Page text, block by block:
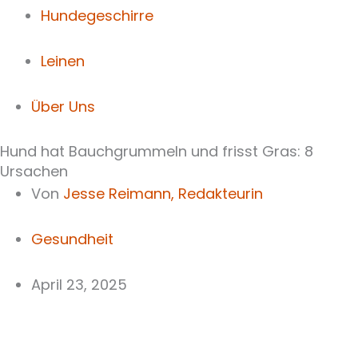
Hundegeschirre
Leinen
Über Uns
Hund hat Bauchgrummeln und frisst Gras: 8
Ursachen
Von Jesse Reimann, Redakteurin
Gesundheit
April 23, 2025